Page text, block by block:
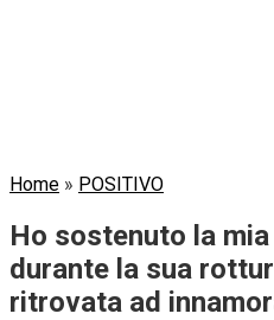
Home » POSITIVO
Ho sostenuto la
durante la sua
ritrovata ad